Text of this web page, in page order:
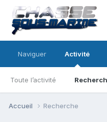
Naviguer Activité
Toute l’activité
Accueil Recherche